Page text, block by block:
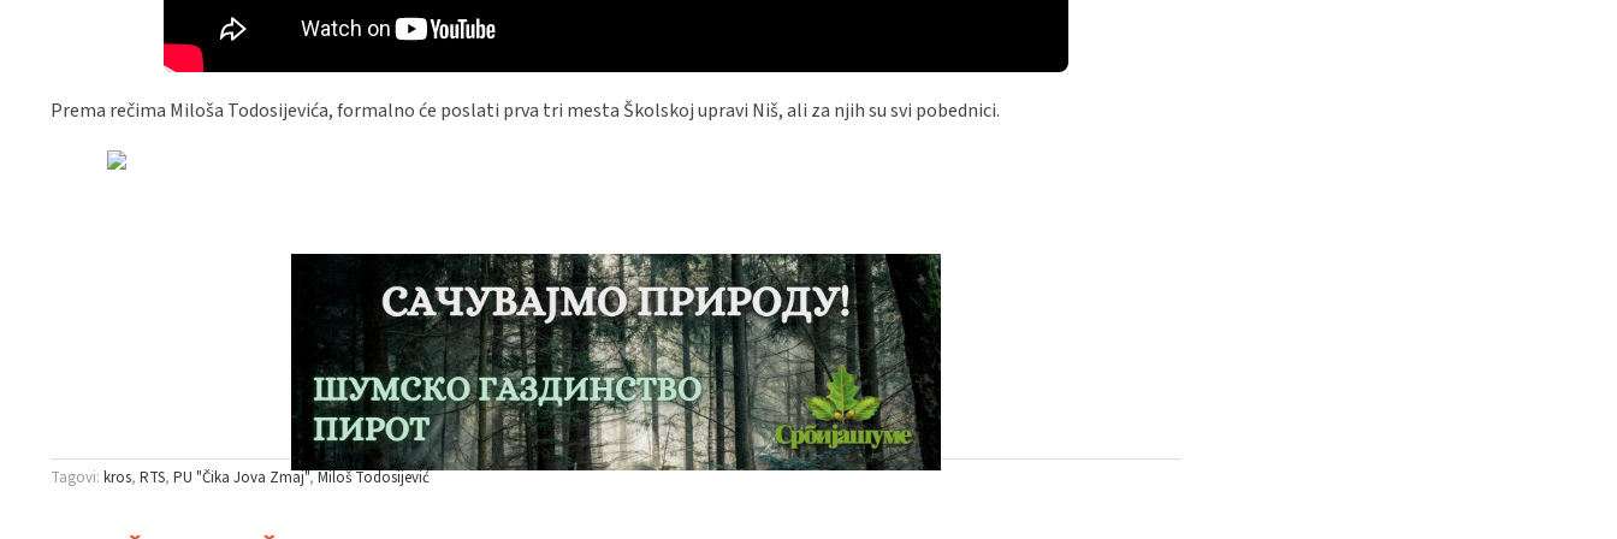
Prema rečima Miloša Todosijevića, formalno će poslati prva tri mesta Školskoj upravi Niš, ali za njih su svi pobednici.
Tagovi: kros RTS PU "Čika Jova Zmaj" Miloš Todosijević